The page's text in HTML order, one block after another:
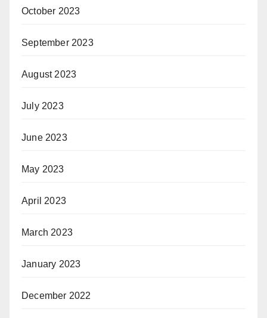
October 2023
September 2023
August 2023
July 2023
June 2023
May 2023
April 2023
March 2023
January 2023
December 2022